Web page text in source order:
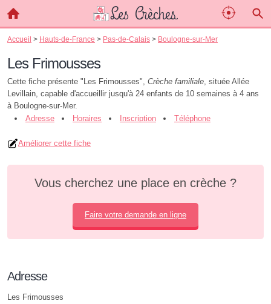
Accueil > Hauts-de-France > Pas-de-Calais > Boulogne-sur-Mer
Les Frimousses
Cette fiche présente "Les Frimousses", Crèche familiale, située Allée
Levillain, capable d'accueillir jusqu'à 24 enfants de 10 semaines à 4 ans
à Boulogne-sur-Mer.
Adresse
Horaires Inscription Téléphone
Améliorer cette fiche
Vous cherchez une place en crèche ?
Faire votre demande en ligne
Adresse
Les Frimousses